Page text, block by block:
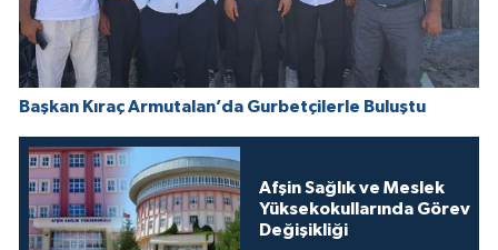
Başkan Kıraç Armutalan’da Gurbetçilerle Buluştu
Afşin Sağlık ve Meslek
Yüksekokullarında Görev
Değişikliği